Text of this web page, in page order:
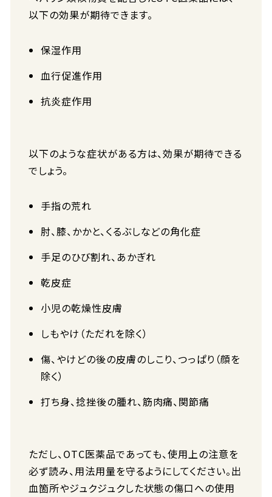
以下の効果が期待できます。
保湿作用
血行促進作用
抗炎症作用
以下のような症状がある方は、効果が期待できる
でしょう。
手指の荒れ
肘、膝、かかと、くるぶしなどの角化症
手足のひび割れ、あかぎれ
乾皮症
小児の乾燥性皮膚
しもやけ（ただれを除く）
傷、やけどの後の皮膚のしこり、つっぱり（顔を
除く）
打ち身、捻挫後の腫れ、筋肉痛、関節痛
ただし、OTC医薬品であっても、使用上の注意を
必ず読み、用法用量を守るようにしてください。出
血箇所やジュクジュクした状態の傷口への使用